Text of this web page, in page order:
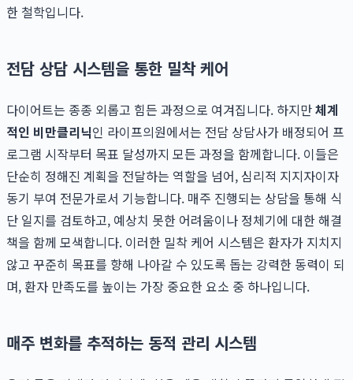
한 철학입니다.
전담 상담 시스템을 통한 밀착 케어
다이어트는 종종 외롭고 힘든 과정으로 여겨집니다. 하지만체계
적인 비만클리닉인 라이프의원에서는 전담 상담사가 배정되어 프
로그램 시작부터 목표 달성까지 모든 과정을 함께합니다. 이들은
단순히 정해진 계획을 전달하는 역할을 넘어, 심리적 지지자이자
동기 부여 전문가로서 기능합니다. 매주 진행되는 상담을 통해 식
단 일지를 검토하고, 예상치 못한 어려움이나 정체기에 대한 해결
책을 함께 모색합니다. 이러한 밀착 케어 시스템은 환자가 지치지
않고 꾸준히 목표를 향해 나아갈 수 있도록 돕는 강력한 동력이 되
며, 환자 만족도를 높이는 가장 중요한 요소 중 하나입니다.
매주 변화를 추적하는 동적 관리 시스템